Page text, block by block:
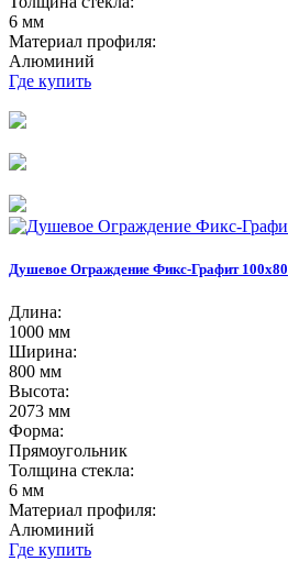
6 мм
Материал профиля:
Алюминий
Где купить
Душевое Ограждение Фикс-Графит 100х80
Длина:
1000 мм
Ширина:
800 мм
Высота:
2073 мм
Форма:
Прямоугольник
Толщина стекла:
6 мм
Материал профиля:
Алюминий
Где купить